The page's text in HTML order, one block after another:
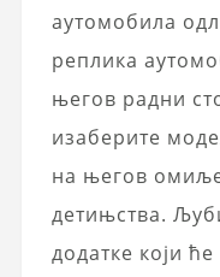
аутомобила
реплика
његов радни
изаберите
на његов
детињства.
додатке који